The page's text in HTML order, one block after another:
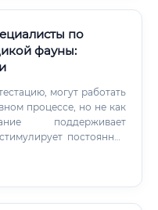
по
фауны:
могут работать
процессе, но не как
поддерживает
постоянное